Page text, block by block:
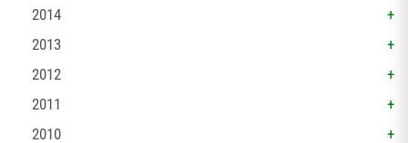
2014
2013
2012
2011
2010